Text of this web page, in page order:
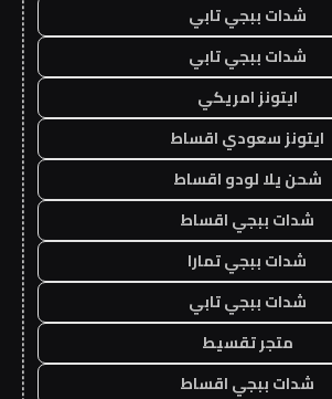
شدات ببجي تابي
شدات ببجي تابي
ايتونز امريكي
ايتونز سعودي اقساط
شحن يلا لودو اقساط
شدات ببجي اقساط
شدات ببجي تمارا
شدات ببجي تابي
متجر تقسيط
شدات ببجي اقساط